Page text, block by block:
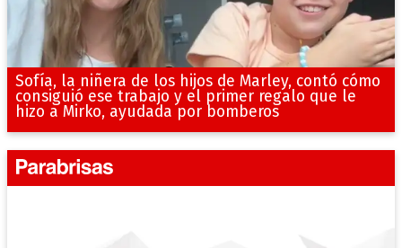
Sofía, la niñera de los hijos de Marley, contó cómo
consiguió ese trabajo y el primer regalo que le
hizo a Mirko, ayudada por bomberos